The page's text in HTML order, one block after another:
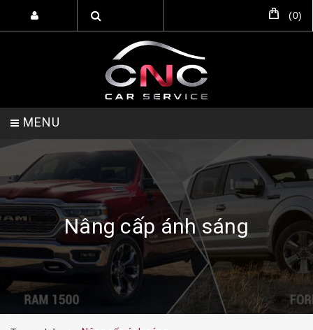
(0)
MENU
TRANG CHỦ DỊCH VỤ SẢN PHẨM
HỖ TRỢ SETUP GARA LIÊN HỆ
Nâng cấp ánh sáng